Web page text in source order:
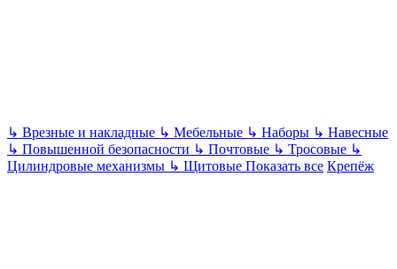
↳ Врезные и накладные ↳ Мебельные ↳ Наборы ↳ Навесные
↳ Повышенной безопасности ↳ Почтовые ↳ Тросовые ↳
Цилиндровые механизмы ↳ Щитовые Показать все Крепёж